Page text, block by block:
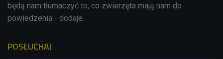
będą nam tłumaczyć to, co zwierzęta mają nam do
powiedzenia - dodaje.
POSŁUCHAJ